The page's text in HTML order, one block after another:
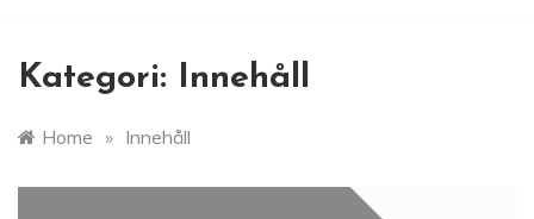
Kategori: Innehåll
Home » Innehåll